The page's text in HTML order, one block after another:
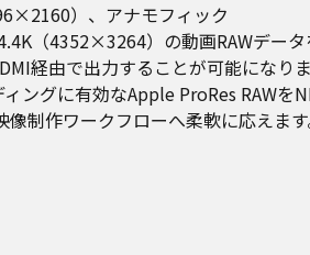
）、アナモフィック
（4352×3264）の動画RAWデータ
経由で出力することが可能になり
ングに有効なApple ProRes RAWを
制作ワークフローへ柔軟に応えます